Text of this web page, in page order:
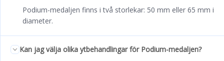
Podium-medaljen finns i två storlekar: 50 mm eller 65 mm i
diameter.
Kan jag välja olika ytbehandlingar för Podium-medaljen?